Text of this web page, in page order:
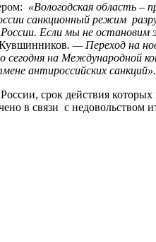
«Вологодская область –
санкционный режим
Если мы не остановим
. — Переход на
на Международной
антироссийских санкций».
срок действия которых
в связи с недовольством